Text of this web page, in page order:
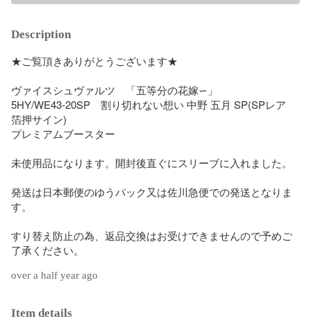
Description
★ご覧頂きありがとうございます★
ヴァイスシュヴァルツ　「五等分の花嫁∽」
5HY/WE43-20SP　割り切れない想い 中野 五月 SP(SPレア
箔押サイン)
プレミアムブースター
未使用品になります。開封後直ぐにスリーブに入れました。
発送は日本郵便のゆうパック又は佐川急便での発送となりま
す。
すり替え防止の為、返品交換はお受けできませんので予めご
了承ください。
over a half year ago
Item details